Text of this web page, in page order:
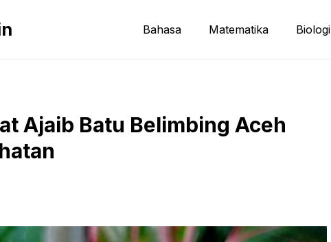
Bahasa Matematika Biologi
Ajaib Batu Belimbing Aceh